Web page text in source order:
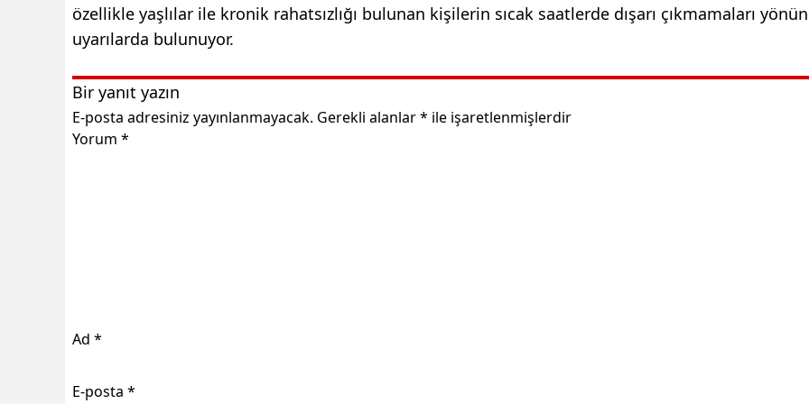
özellikle yaşlılar ile kronik rahatsızlığı bulunan kişilerin sıcak saatlerde dışarı çıkmamaları
uyarılarda bulunuyor.
Bir yanıt yazın
E-posta adresiniz yayınlanmayacak. Gerekli alanlar* ile işaretlenmişlerdir
Yorum *
Ad *
E-posta *